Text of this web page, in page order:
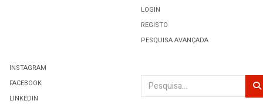
LOGIN
REGISTO
PESQUISA AVANÇADA
INSTAGRAM
FACEBOOK
LINKEDIN
Pesquisar